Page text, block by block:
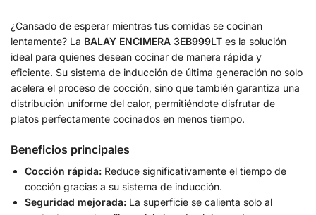
¿Cansado de esperar mientras tus comidas se cocinan
lentamente? La BALAY ENCIMERA 3EB999LT es la solución
ideal para quienes desean cocinar de manera rápida y
eficiente. Su sistema de inducción de última generación no solo
acelera el proceso de cocción, sino que también garantiza una
distribución uniforme del calor, permitiéndote disfrutar de
platos perfectamente cocinados en menos tiempo.
Beneficios principales
Cocción rápida: Reduce significativamente el tiempo de
cocción gracias a su sistema de inducción.
Seguridad mejorada: La superficie se calienta solo al